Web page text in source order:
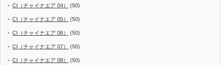
CI（チャイナエア 04） (50)
CI（チャイナエア 05） (50)
CI（チャイナエア 06） (50)
CI（チャイナエア 07） (50)
CI（チャイナエア 08） (50)